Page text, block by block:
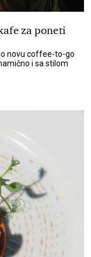
za poneti
novu coffee-to-go
i sa stilom